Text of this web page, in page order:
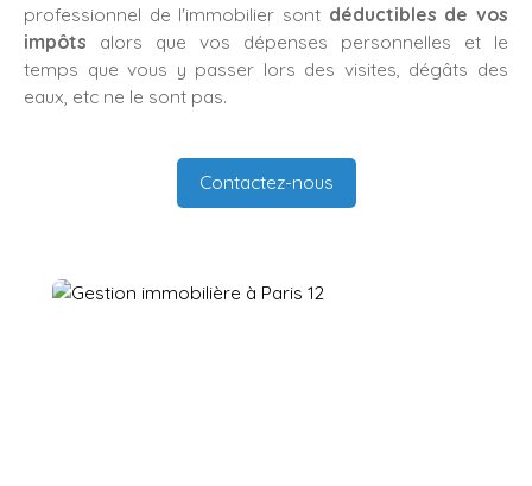
professionnel de l'immobilier sont déductibles de vos
impôts alors que vos dépenses personnelles et le
temps que vous y passer lors des visites, dégâts des
eaux, etc ne le sont pas.
Contactez-nous